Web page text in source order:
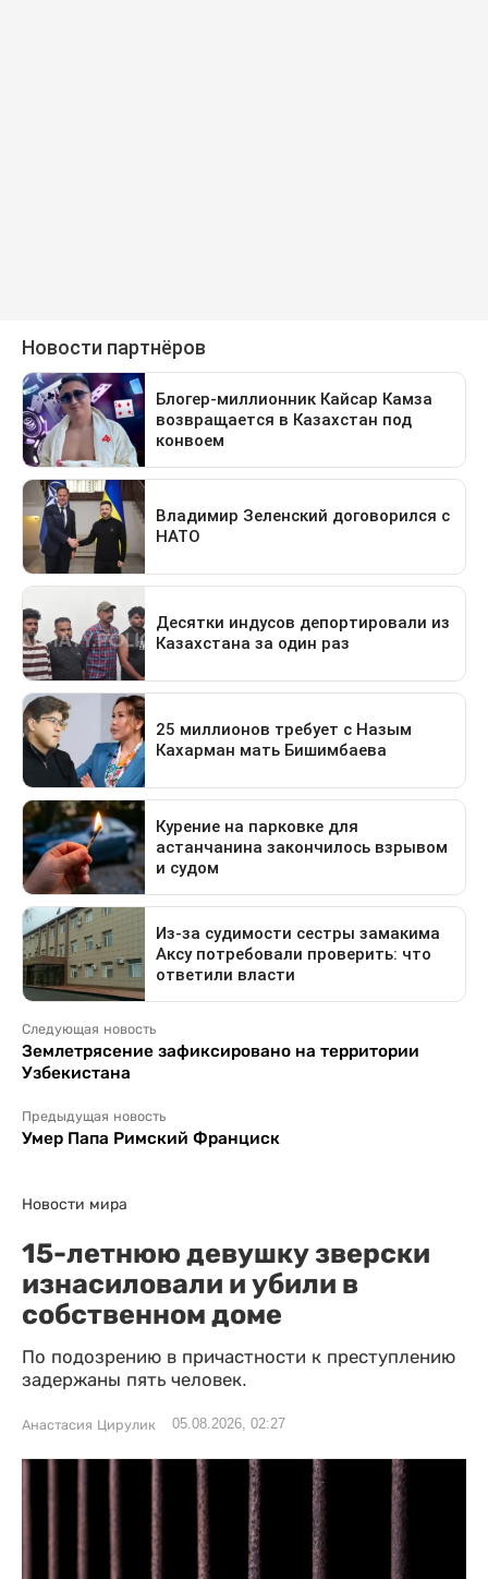
Следующая новость
Землетрясение зафиксировано на территории
Узбекистана
Предыдущая новость
Умер Папа Римский Франциск
Новости мира
15-летнюю девушку зверски
изнасиловали и убили в
собственном доме
По подозрению в причастности к преступлению
задержаны пять человек.
Анастасия Цирулик 05.08.2026, 02:27